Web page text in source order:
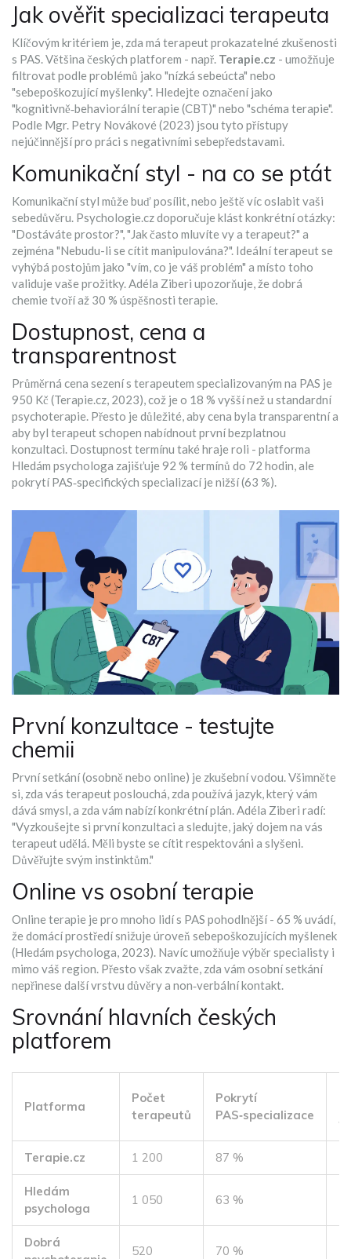
Jak ověřit specializaci terapeuta
Klíčovým kritériem je, zda má terapeut prokazatelné zkušenosti
s PAS. Většina českých platforem - např. Terapie.cz - umožňuje
filtrovat podle problémů jako "nízká sebeúcta" nebo
"sebepoškozující myšlenky". Hledejte označení jako
"kognitivně‑behaviorální terapie (CBT)" nebo "schéma terapie".
Podle Mgr. Petry Novákové (2023) jsou tyto přístupy
nejúčinnější pro práci s negativními sebepředstavami.
Komunikační styl - na co se ptát
Komunikační styl může buď posílit, nebo ještě víc oslabit vaši
sebedůvěru. Psychologie.cz doporučuje klást konkrétní otázky:
"Dostáváte prostor?", "Jak často mluvíte vy a terapeut?" a
zejména "Nebudu-li se cítit manipulována?". Ideální terapeut se
vyhýbá postojům jako "vím, co je váš problém" a místo toho
validuje vaše prožitky. Adéla Ziberi upozorňuje, že dobrá
chemie tvoří až 30 % úspěšnosti terapie.
Dostupnost, cena a
transparentnost
Průměrná cena sezení s terapeutem specializovaným na PAS je
950 Kč (Terapie.cz, 2023), což je o 18 % vyšší než u standardní
psychoterapie. Přesto je důležité, aby cena byla transparentní a
aby byl terapeut schopen nabídnout první bezplatnou
konzultaci. Dostupnost termínu také hraje roli - platforma
Hledám psychologa zajišťuje 92 % termínů do 72 hodin, ale
pokrytí PAS‑specifických specializací je nižší (63 %).
První konzultace - testujte
chemii
První setkání (osobně nebo online) je zkušební vodou. Všimněte
si, zda vás terapeut poslouchá, zda používá jazyk, který vám
dává smysl, a zda vám nabízí konkrétní plán. Adéla Ziberi radí:
"Vyzkoušejte si první konzultaci a sledujte, jaký dojem na vás
terapeut udělá. Měli byste se cítit respektováni a slyšeni.
Důvěřujte svým instinktům."
Online vs osobní terapie
Online terapie je pro mnoho lidí s PAS pohodlnější - 65 % uvádí,
že domácí prostředí snižuje úroveň sebepoškozujících myšlenek
(Hledám psychologa, 2023). Navíc umožňuje výběr specialisty i
mimo váš region. Přesto však zvažte, zda vám osobní setkání
nepřinese další vrstvu důvěry a non‑verbální kontakt.
Srovnání hlavních českých
platforem
Platforma
Počet
terapeutů
Pokrytí
PAS‑specializace
Terapie.cz 1 200 87 %
Hledám
psychologa
1 050 63 %
Dobrá
520 70 %